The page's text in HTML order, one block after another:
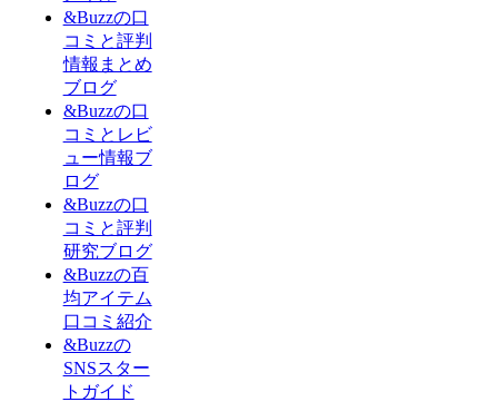
&Buzzの口
コミと評判
情報まとめ
ブログ
&Buzzの口
コミとレビ
ュー情報ブ
ログ
&Buzzの口
コミと評判
研究ブログ
&Buzzの百
均アイテム
口コミ紹介
&Buzzの
SNSスター
トガイド